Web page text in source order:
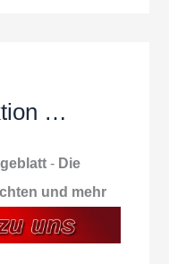
…
- Die
und mehr